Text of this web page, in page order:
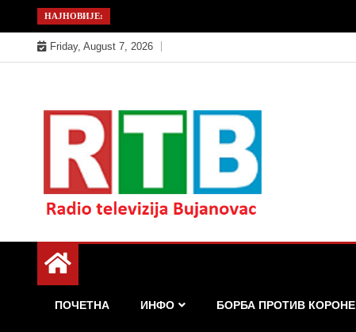
to
content
НАЈНОВИЈЕ:
Friday, August 7, 2026
РТБ Бујановац
ПОЧЕТНА ИНФО БОРБА ПРОТИВ КОРОНЕ